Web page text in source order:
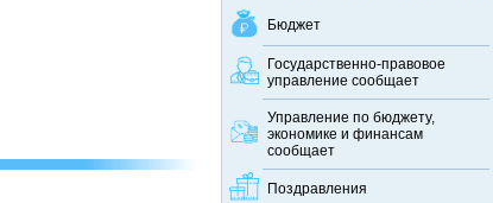
Бюджет
Государственно-правовое
управление сообщает
Управление по бюджету,
экономике и финансам
сообщает
Поздравления